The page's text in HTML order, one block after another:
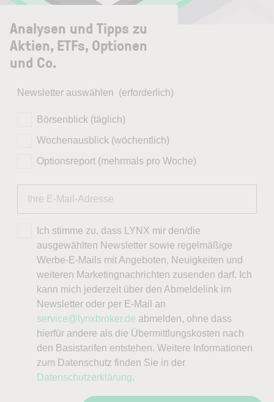
Analysen und Tipps zu
Aktien, ETFs, Optionen
und Co.
Newsletter auswählen (erforderlich)
Börsenblick (täglich)
Wochenausblick (wöchentlich)
Optionsreport (mehrmals pro Woche)
Ich stimme zu, dass LYNX mir den/die
ausgewählten Newsletter sowie regelmäßige
Werbe-E-Mails mit Angeboten, Neuigkeiten und
weiteren Marketingnachrichten zusenden darf. Ich
kann mich jederzeit über den Abmeldelink im
Newsletter oder per E-Mail an
service@lynxbroker.de abmelden, ohne dass
hierfür andere als die Übermittlungskosten nach
den Basistarifen entstehen. Weitere Informationen
zum Datenschutz finden Sie in der
Datenschutzerklärung.